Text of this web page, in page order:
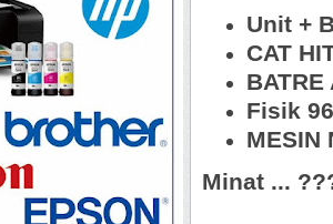
Unit +
CAT
BATRE
Fisik
MESIN
Minat ...